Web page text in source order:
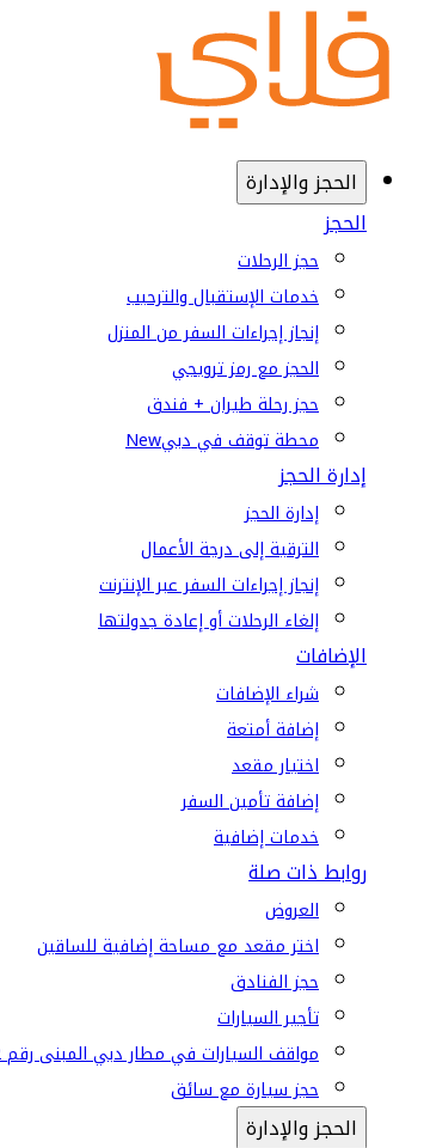
الحجز والإدارة
الحجز
حجز الرحلات
خدمات الإستقبال والترحيب
إنجاز إجراءات السفر من المنزل
الحجز مع رمز ترويجي
حجز رحلة طيران + فندق
محطة توقف في دبيNew
إدارة الحجز
إدارة الحجز
الترقية إلى درجة الأعمال
إنجاز إجراءات السفر عبر الإنترنت
إلغاء الرحلات أو إعادة جدولتها
الإضافات
شراء الإضافات
إضافة أمتعة
اختيار مقعد
إضافة تأمين السفر
خدمات إضافية
روابط ذات صلة
العروض
اختر مقعد مع مساحة إضافية للساقين
حجز الفنادق
تأجير السيارات
مواقف السيارات في مطار دبي المبنى رقم 2
حجز سيارة مع سائق
الحجز والإدارة